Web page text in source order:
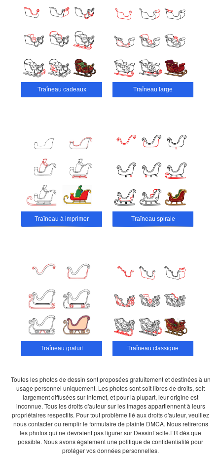
Traîneau cadeaux Traîneau large
Traîneau à imprimer Traîneau spirale
Traîneau gratuit Traîneau classique
Toutes les photos de dessin sont proposées gratuitement et destinées à un
usage personnel uniquement. Les photos sont soit libres de droits, soit
largement diffusées sur Internet, et pour la plupart, leur origine est
inconnue. Tous les droits d'auteur sur les images appartiennent à leurs
propriétaires respectifs. Pour tout problème lié aux droits d'auteur, veuillez
nous contacter ou remplir le formulaire de plainte DMCA. Nous retirerons
les photos qui ne devraient pas figurer sur DessinFacile.FR dès que
possible. Nous avons également une politique de confidentialité pour
protéger vos données personnelles.